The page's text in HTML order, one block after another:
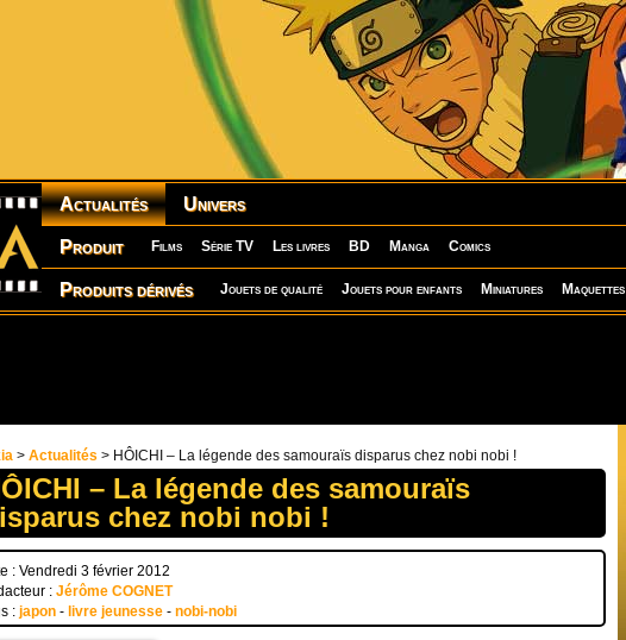
Actualités Univers
Produit Films Série TV Les livres BD Manga Comics
Produits dérivés Jouets de qualité Jouets pour enfants Miniatures Maquettes
> Actualités > HÔICHI – La légende des samouraïs disparus chez nobi nobi !
– La légende des samouraïs
chez nobi nobi !
: Vendredi 3 février 2012
: Jérôme COGNET
: japon - livre jeunesse - nobi-nobi